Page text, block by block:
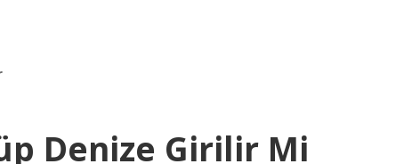
Denize Girilir Mi